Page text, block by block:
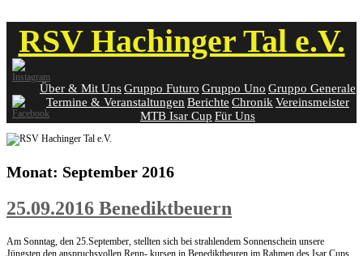
content
RSV Hachinger Tal e.V.
Über & Mit UnsGruppo Futuro Gruppo Uno Gruppo Generale
Termine & Veranstaltungen Berichte Chronik Vereinsmeister
MTB Isar Cup Für Uns
Monat: September 2016
25.09.2016 Benediktbeuern
Am Sonntag, den 25.September, stellten sich bei strahlendem Sonnenschein unsere